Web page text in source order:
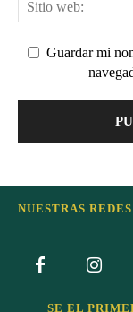
Guardar mi
NUESTRAS
SE EL